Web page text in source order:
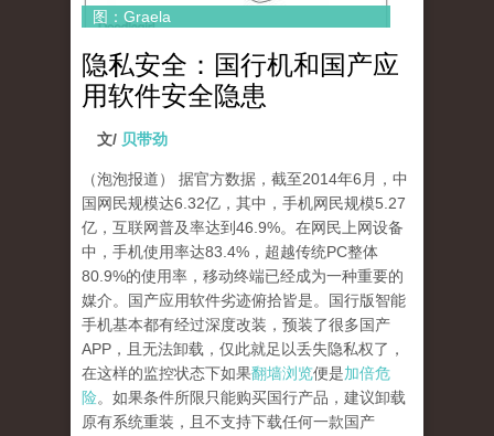
图：Graela
隐私安全：国行机和国产应
用软件安全隐患
文/ 贝带劲
（泡泡报道） 据官方数据，截至2014年6月，中
国网民规模达6.32亿，其中，手机网民规模5.27
亿，互联网普及率达到46.9%。在网民上网设备
中，手机使用率达83.4%，超越传统PC整体
80.9%的使用率，移动终端已经成为一种重要的
媒介。国产应用软件劣迹俯拾皆是。国行版智能
手机基本都有经过深度改装，预装了很多国产
APP，且无法卸载，仅此就足以丢失隐私权了，
在这样的监控状态下如果翻墙浏览便是加倍危
险。如果条件所限只能购买国行产品，建议卸载
原有系统重装，且不支持下载任何一款国产